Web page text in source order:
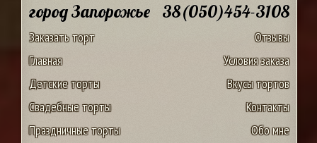
город Запорожье
Заказать торт
Главная
Детские торты
Свадебные торты
Праздничные торты
38(050)454-3108
Отзывы
Условия заказа
Вкусы тортов
Контакты
Обо мне